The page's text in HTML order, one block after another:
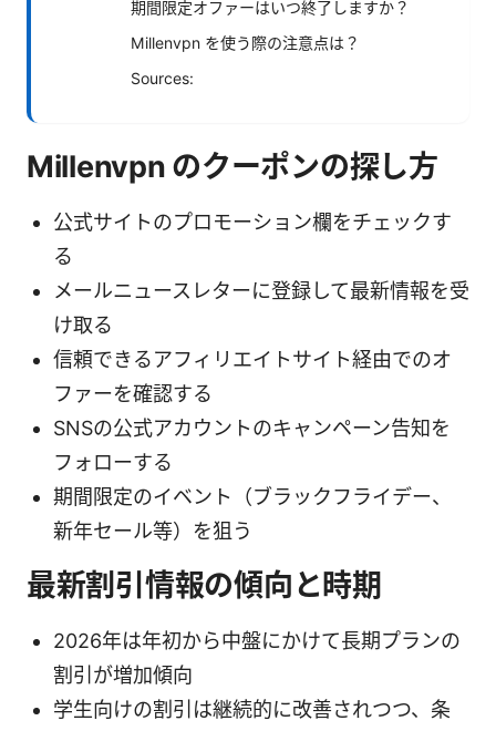
期間限定オファーはいつ終了しますか？
Millenvpn を使う際の注意点は？
Sources:
Millenvpn のクーポンの探し方
公式サイトのプロモーション欄をチェックす
る
メールニュースレターに登録して最新情報を受
け取る
信頼できるアフィリエイトサイト経由でのオ
ファーを確認する
SNSの公式アカウントのキャンペーン告知を
フォローする
期間限定のイベント（ブラックフライデー、
新年セール等）を狙う
最新割引情報の傾向と時期
2026年は年初から中盤にかけて長期プランの
割引が増加傾向
学生向けの割引は継続的に改善されつつ、条